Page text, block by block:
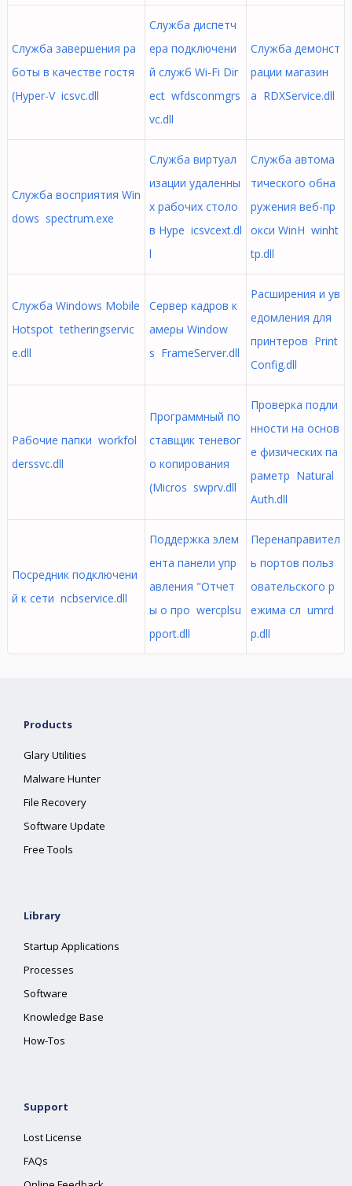
Служба завершения ра
боты в качестве гостя
(Hyper-V icsvc.dll
Служба диспетч
ера подключени
й служб Wi-Fi Dir
ect wfdsconmgrs
vc.dll
Служба демонст
рации магазин
а RDXService.dll
Служба восприятия Win
dows spectrum.exe
Служба виртуал
изации удаленны
х рабочих столо
в Hype icsvcext.dl
l
Служба автома
тического обна
ружения веб-пр
окси WinH winht
tp.dll
Служба Windows Mobile
Hotspot tetheringservic
e.dll
Сервер кадров к
амеры Window
s FrameServer.dll
Расширения и ув
едомления для
принтеров Print
Config.dll
Рабочие папки workfol
derssvc.dll
Программный по
ставщик теневог
о копирования
(Micros swprv.dll
Проверка подли
нности на основ
е физических па
раметр Natural
Auth.dll
Посредник подключени
й к сети ncbservice.dll
Поддержка элем
ента панели упр
авления "Отчет
ы о про wercplsu
pport.dll
Перенаправител
ь портов польз
овательского р
ежима сл umrd
p.dll
Products
Glary Utilities
Malware Hunter
File Recovery
Software Update
Free Tools
Library
Startup Applications
Processes
Software
Knowledge Base
How-Tos
Support
Lost License
FAQs